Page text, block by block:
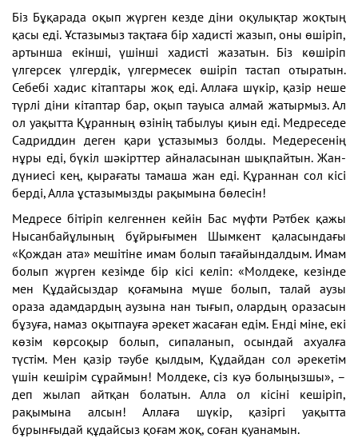
Біз Бұқарада оқып жүрген кезде діни оқулықтар жоқтың
қасы еді. Ұстазымыз тақтаға бір хадисті жазып, оны өшіріп,
артынша екінші, үшінші хадисті жазатын. Біз көшіріп
үлгерсек үлгердік, үлгермесек өшіріп тастап отыратын.
Себебі хадис кітаптары жоқ еді. Аллаға шүкір, қазір неше
түрлі діни кітаптар бар, оқып тауыса алмай жатырмыз. Ал
ол уақытта Құранның өзінің табылуы қиын еді. Медреседе
Садриддин деген қари ұстазымыз болды. Медересенің
нұры еді, бүкіл шәкірттер айналасынан шықпайтын. Жан-
дүниесі кең, қырағаты тамаша жан еді. Құраннан сол кісі
берді, Алла ұстазымызды рақымына бөлесін!
Медресе бітіріп келгеннен кейін Бас мүфти Рәтбек қажы
Нысанбайұлының бұйрығымен Шымкент қаласындағы
«Қождан ата» мешітіне имам болып тағайындалдым. Имам
болып жүрген кезімде бір кісі келіп: «Молдеке, кезінде
мен Құдайсыздар қоғамына мүше болып, талай аузы
ораза адамдардың аузына нан тығып, олардың оразасын
бұзуға, намаз оқытпауға әрекет жасаған едім. Енді міне, екі
көзім көрсоқыр болып, сипаланып, осындай ахуалға
түстім. Мен қазір тәубе қылдым, Құдайдан сол әрекетім
үшін кешірім сұраймын! Молдеке, сіз куә болыңызшы», –
деп жылап айтқан болатын. Алла ол кісіні кешіріп,
рақымына алсын! Аллаға шүкір, қазіргі уақытта
бұрынғыдай құдайсыз қоғам жоқ, соған қуанамын.